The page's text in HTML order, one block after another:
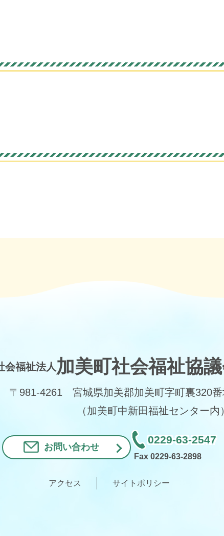
会福祉法人加美町社会福祉協
〒981-4261 宮城県加美郡加美町字町裏320番
（加美町中新田福祉センター内
お問い合わせ
0229-63-2547
Fax 0229-63-2898
アクセス サイトポリシー